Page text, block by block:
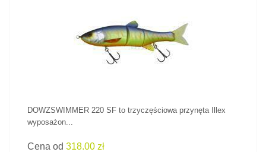
ZOBACZ PRODUKT
DOWZSWIMMER 220 SF to trzyczęściowa przynęta Illex
wyposażon...
Cena od 318.00 zł